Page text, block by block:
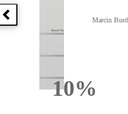
Poprzednia książka
10%
Marcin